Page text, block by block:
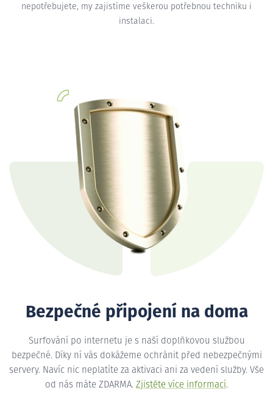
nepotřebujete, my zajistíme veškerou potřebnou techniku i
instalaci.
Bezpečné připojení na doma
Surfování po internetu je s naší doplňkovou službou
bezpečné. Díky ní vás dokážeme ochránit před nebezpečnými
servery. Navíc nic neplatíte za aktivaci ani za vedení služby. Vše
od nás máte ZDARMA. Zjistěte více informací.